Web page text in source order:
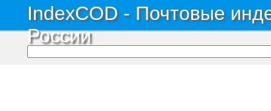
IndexCOD - Почтовые
России